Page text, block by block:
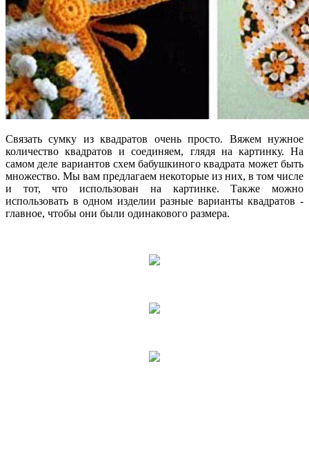
Связать сумку из квадратов очень просто. Вяжем нужное
количество квадратов и соединяем, глядя на картинку. На
самом деле вариантов схем бабушкиного квадрата может быть
множество. Мы вам предлагаем некоторые из них, в том числе
и тот, что использован на картинке. Также можно
использовать в одном изделии разные варианты квадратов -
главное, чтобы они были одинакового размера.